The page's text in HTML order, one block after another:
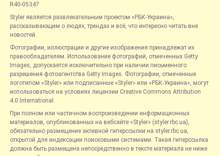
R40-05347
Styler является развлекательным проектом «РБК-Украина»,
рассказывающим о людях, трендах и всё, что интересно читать вне
новостей.
Фотографии, иллюстрации и другие изображения принадлежат их
правообладателям. Использование фотографий, отмеченных Getty
Images, допускается исключительно при наличии письменного
разрешения фотоагентства Getty Images. Фотографии, отмеченные
логотипом «Styler» или подписанные «Styler» или «РБК-Украина», могут
использоваться на условиях лицензии Creative Commons Attribution
4.0 International.
При полном или частичном воспроизведении информационных
материалов, опубликованных на вебсайте «Styler» (styler.rbc.ua),
обязательно размещение активной гиперссылки на styler.rbc.ua,
открытой для индексации поисковыми системами. Такая гиперссылка
должна быть размещена непосредственно в тексте материала не ниже